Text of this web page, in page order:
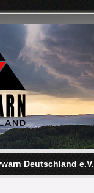
Deutschland e.V.